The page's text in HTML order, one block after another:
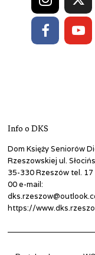
Info o DKS
Dom Księży Seniorów
Rzeszowskiej ul.
35-330 Rzeszów tel. 17
00 e-mail:
https://